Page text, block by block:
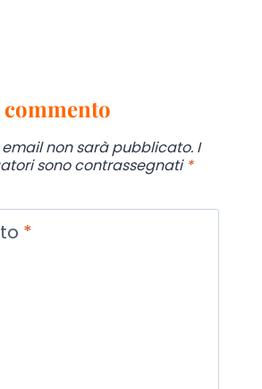
email non sarà pubblicato. I
sono contrassegnati *
*